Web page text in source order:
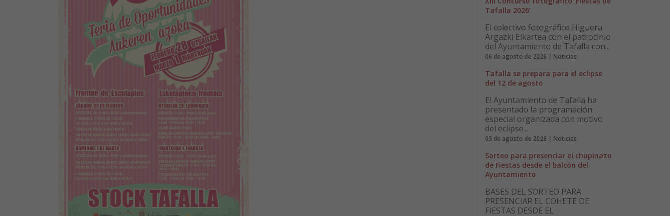
Tafalla 2026’
El colectivo fotográfico Higuera
Argazki Elkartea con el patrocinio
del Ayuntamiento de Tafalla con...
06 de agosto de 2026 | Noticias
Tafalla se prepara para el eclipse
del 12 de agosto
El Ayuntamiento de Tafalla ha
presentado la programación
especial organizada con motivo
del eclipse...
03 de agosto de 2026 | Noticias
Sorteo para presenciar el chupinazo
de Fiestas desde el balcón del
Ayuntamiento
BASES DEL SORTEO PARA
PRESENCIAR EL COHETE DE
FIESTAS DESDE EL